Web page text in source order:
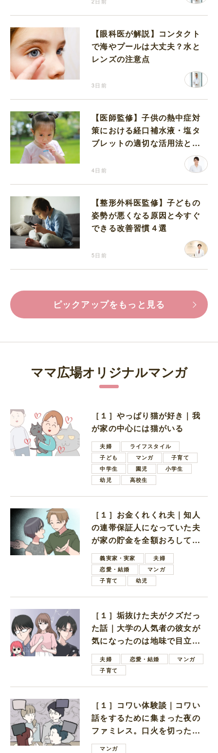
【眼科医が解説】コンタクト
で海やプールは大丈夫？水と
レンズの注意点
3日前
【医師監修】子供の熱中症対
策における経口補水液・塩タ
ブレットの適切な活用法と水
4日前
【整形外科医監修】子どもの
姿勢が悪くなる原因と今すぐ
できる改善習慣４選
5日前
ピックアップをもっと見る
ママ広場オリジナルマンガ
［１］やっぱり猫が好き｜我
が家の中心には猫がいる
夫婦
ライフスタイル
子ども
マンガ
子育て
中学生
園児
小学生
幼児
高校生
［１］お金くれくれ夫｜知人
の連帯保証人になっていた夫
が家の貯金を全額おろしてほ
しいと言ってきた
義実家・実家
夫婦
恋愛・結婚
マンガ
子育て
幼児
［１］垢抜けた夫がクズだっ
た話｜大学の人気者の彼女が
気になったのは地味で目立た
ない男子学生
夫婦 恋愛・結婚
マンガ
子育て
［１］コワい体験談｜コワい
話をするために集まった夜の
ファミレス。口火を切ったの
は電車好きの男の子ママ
マンガ